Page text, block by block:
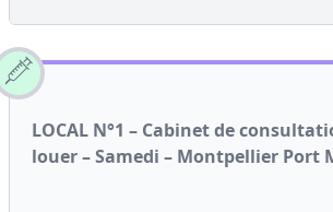
LOCAL N°1 – Cabinet de
louer – Samedi – Montpellier Port